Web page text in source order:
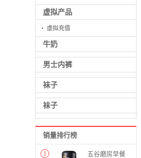
虚拟产品
虚拟充值
牛奶
男士内裤
袜子
袜子
销量排行榜
1
五谷磨房早餐